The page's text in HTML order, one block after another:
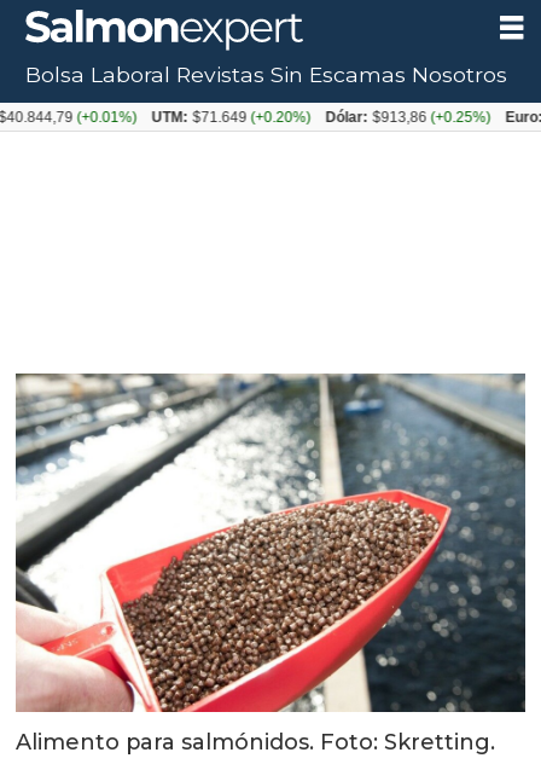
Alimento para salmónidos. Foto: Skretting.
Bolsa Laboral Revistas Sin Escamas Nosotros
(+0.01%) UTM: $71.649(+0.20%) Dólar: $913,86(+0.25%) Euro: